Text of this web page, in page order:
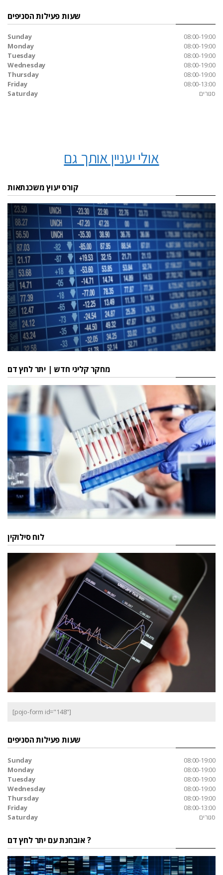
שעות פעילות הסניפים
Sunday
08:00-19:00
Monday
08:00-19:00
Tuesday
08:00-19:00
Wednesday
08:00-19:00
Thursday
08:00-19:00
Friday
08:00-13:00
Saturday
סגורים
אולי יעניין אותך גם
קורס יעוץ משכנתאות
מחקר קליני חדש | יתר לחץ דם
לוח סילוקין
[pojo-form id="148"]
שעות פעילות הסניפים
Sunday
08:00-19:00
Monday
08:00-19:00
Tuesday
08:00-19:00
Wednesday
08:00-19:00
Thursday
08:00-19:00
Friday
08:00-13:00
Saturday
סגורים
אובחנת עם יתר לחץ דם ?